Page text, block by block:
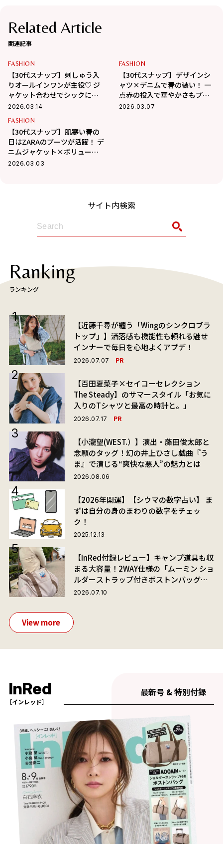
Related Article
関連記事
FASHION
【30代スナップ】刺しゅう入
りオールインワンが主役♡ ジ
ャケット合わせでシックにス
タイリング
2026.03.14
FASHION
【30代スナップ】デザインシ
ャツ×デニムで春の装い！ 一
点赤の投入で華やかさもプラ
ス
2026.03.07
FASHION
【30代スナップ】肌寒い春の
日はZARAのブーツが活躍！ デ
ニムジャケット×ボリューム
スカートで大人キュートに
2026.03.03
サイト内検索
Ranking
ランキング
【近藤千尋が纏う「Wingのシンクロブラ
トップ」】洒落感も機能性も頼れる魅せ
インナーで毎日を心地よくアプデ！
2026.07.07 PR
【百田夏菜子×セイコーセレクション
The Steady】のサマースタイル「お気に
入りのTシャツと最高の時計と。」
2026.07.17 PR
【小瀧望(WEST.）】演出・藤田俊太郎と
念願のタッグ！幻の井上ひさし戯曲『う
ま』で演じる“爽快な悪人”の魅力とは
2026.08.06
【2026年開運】【シウマの数字占い】 ま
ずは自分の身のまわりの数字をチェッ
ク！
2025.12.13
【InRed付録レビュー】キャンプ道具も収
まる大容量！2WAY仕様の「ムーミン ショ
ルダーストラップ付きボストンバッグ」
が夏旅におすすめな理由
2026.07.10
View more
InRed
［インレッド］
最新号 & 特別付録